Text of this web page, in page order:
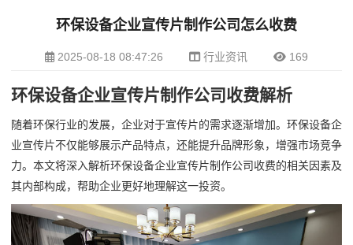
环保设备企业宣传片制作公司怎么收费
2025-08-18 08:47:26 行业资讯 169
环保设备企业宣传片制作公司收费解析
随着环保行业的发展，企业对于宣传片的需求逐渐增加。环保设备企
业宣传片不仅能够展示产品特点，还能提升品牌形象，增强市场竞争
力。本文将深入解析环保设备企业宣传片制作公司收费的相关因素及
其内部构成，帮助企业更好地理解这一投资。